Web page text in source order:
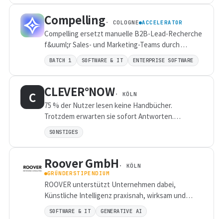
Datensilos wie Server, Intranet, E-Mail-
Postf&auml;cher und
Dokumentenmanagementsysteme durchsucht.
Compelling · COLOGNE ACCELERATOR
Compelling ersetzt manuelle B2B-Lead-Recherche
f&uuml;r Sales- und Marketing-Teams durch
autonome AI-Agents und liefert verifizierte
Echtzeit-Insights direkt ins CRM.
BATCH 1 SOFTWARE & IT ENTERPRISE SOFTWARE
C CLEVER°NOW· KÖLN
75 % der Nutzer lesen keine Handbücher.
Trotzdem erwarten sie sofort Antworten.
CLEVER°NOW verwandelt komplexe
Produktinformationen in interaktive, 3D-
illustrierte und animierten Erlebniswelten. So
finden Kunden schneller das richtige Produkt,
lösen Probleme selbstständig und benötigen
weniger Support. Das Ergebnis: bis zu 40 % mehr
Vertriebserfolg, deutlich geringere Servicekosten
und wertvolle Kundeneinblicke.
SONSTIGES
Roover GmbH · KÖLN
GRÜNDERSTIPENDIUM
ROOVER unterstützt Unternehmen dabei,
Künstliche Intelligenz praxisnah, wirksam und
verantwortungsvoll in ihren Arbeitsalltag zu
SOFTWARE & IT GENERATIVE AI